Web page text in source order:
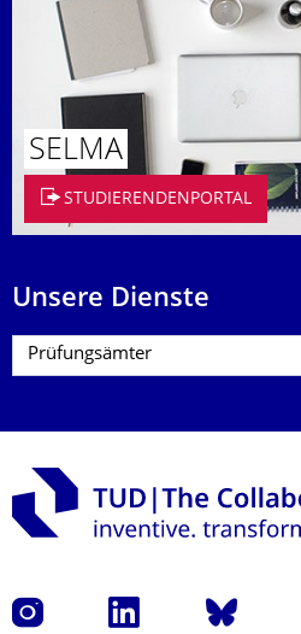
SELMA
STUDIERENDENPORTAL
Unsere Dienste
Instagram LinkedIn Bluesky